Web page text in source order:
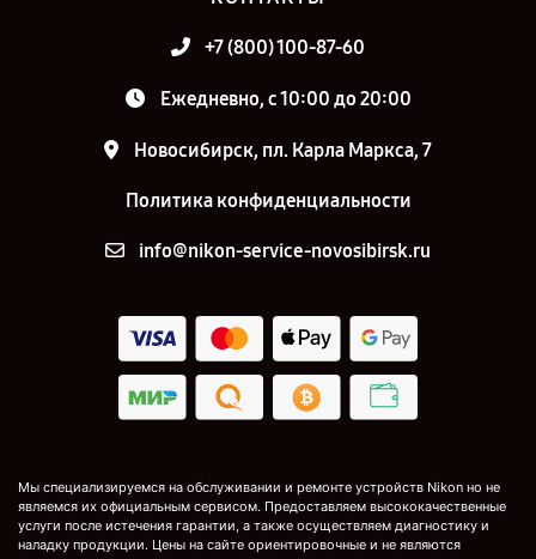
+7 (800) 100-87-60
Ежедневно, с 10:00 до 20:00
Новосибирск, пл. Карла Маркса, 7
Политика конфиденциальности
info@nikon-service-novosibirsk.ru
Мы специализируемся на обслуживании и ремонте устройств Nikon но не
являемся их официальным сервисом. Предоставляем высококачественные
услуги после истечения гарантии, а также осуществляем диагностику и
наладку продукции. Цены на сайте ориентировочные и не являются